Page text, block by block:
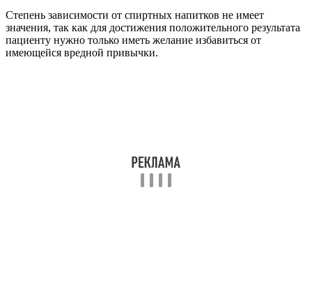
Степень зависимости от спиртных напитков не имеет
значения, так как для достижения положительного результата
пациенту нужно только иметь желание избавиться от
имеющейся вредной привычки.